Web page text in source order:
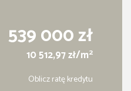
539 000 zł
10 512,97 zł/m2
Oblicz ratę kredytu